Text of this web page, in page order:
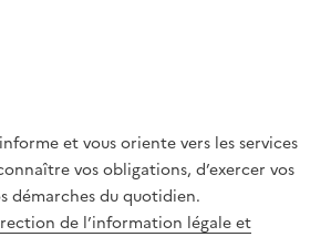
et vous oriente vers les services
vos obligations, d’exercer vos
démarches du quotidien.
de l’information légale et